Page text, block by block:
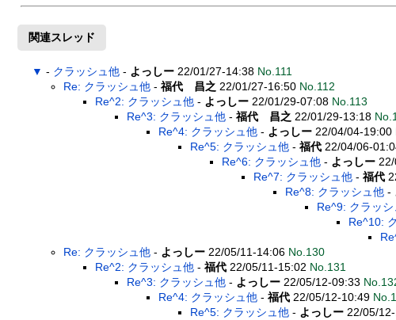
関連スレッド
▼ - クラッシュ他 - よっしー 22/01/27-14:38 No.111
Re: クラッシュ他 - 福代 昌之 22/01/27-16:50 No.112
Re^2: クラッシュ他 - よっしー 22/01/29-07:08 No.113
Re^3: クラッシュ他 - 福代 昌之 22/01/29-13:18
Re^4: クラッシュ他 - よっしー 22/04/04-19:00
Re^5: クラッシュ他 - 福代 22/04/06-
Re^6: クラッシュ他 - よっしー
Re^7: クラッシュ他 - 福代
Re^8: クラッシュ他 -
Re^9: クラッシ
Re^10:
Re: クラッシュ他 - よっしー 22/05/11-14:06 No.130
Re^2: クラッシュ他 - 福代 22/05/11-15:02 No.131
Re^3: クラッシュ他 - よっしー 22/05/12-09:33
Re^4: クラッシュ他 - 福代 22/05/12-10:49
Re^5: クラッシュ他 - よっしー 22/05/